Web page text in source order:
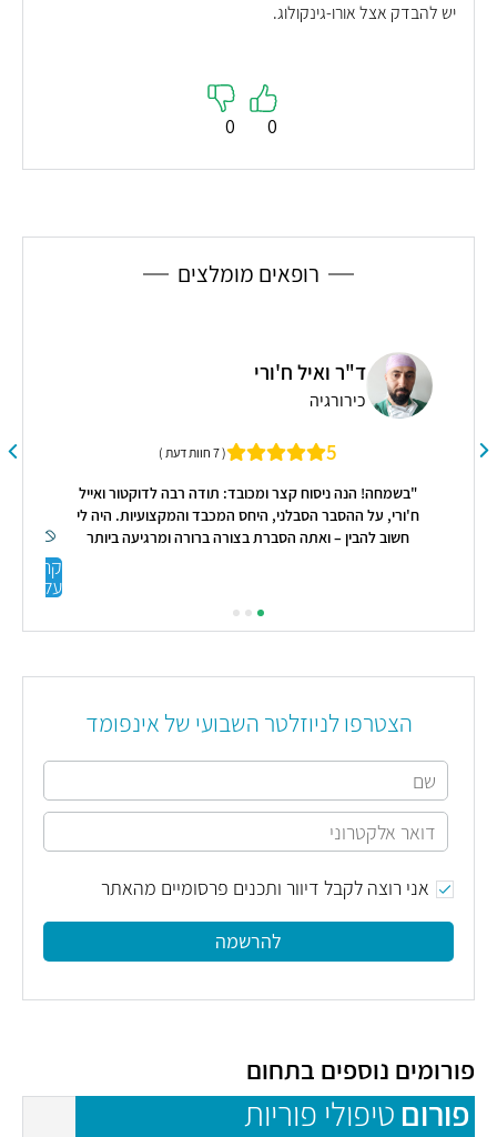
יש להבדק אצל אורו-גינקולוג.
0
0
רופאים מומלצים
ד"ר ואיל ח'ורי
כירורגיה
5 ( 7 חוות דעת )
"בשמחה! הנה ניסוח קצר ומכובד: תודה רבה לדוקטור ואייל
ח'ורי, על ההסבר הסבלני, היחס המכבד והמקצועיות. היה לי
חשוב להבין – ואתה הסברת בצורה ברורה ומרגיעה ביותר
קראו
עליי
הצטרפו לניוזלטר השבועי של אינפומד
אני רוצה לקבל דיוור ותכנים פרסומיים מהאתר
להרשמה
פורומים נוספים בתחום
פורום טיפולי פוריות